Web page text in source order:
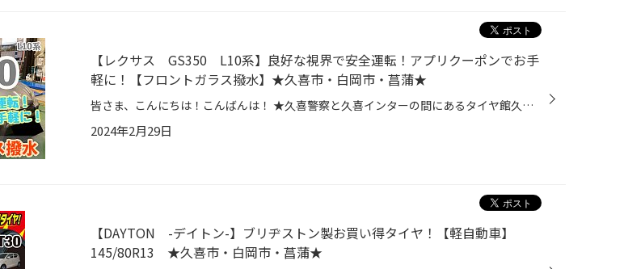
【レクサス GS350 L10系】良好な視界で安全運転！アプリクーポンでお手
軽に！【フロントガラス撥水】★久喜市・白岡市・菖蒲★
皆さま、こんにちは！こんばんは！ ★久喜警察と久喜インターの間にあるタイヤ館久喜です★ いつも当店WEBをご覧いただきありがとうございます！ ーーーーーーーーーーーーーーーーーーーーーーーーーーーーーーーーーーーーーーーーーー お客様のお車【 レクサス：GS350 】にて フロントガラス撥水 ...
2024年2月29日
【DAYTON -デイトン-】ブリヂストン製お買い得タイヤ！【軽自動車】
145/80R13 ★久喜市・白岡市・菖蒲★